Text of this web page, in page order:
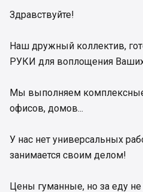
Здравствуйте!
Наш дружный коллектив,
РУКИ для воплощения
Мы выполняем
офисов, домов...
У нас нет универсальных
занимается своим делом!
Цены гуманные, но за еду